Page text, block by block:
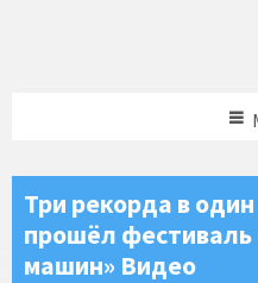
Три рекорда в
прошёл
машин» Видео